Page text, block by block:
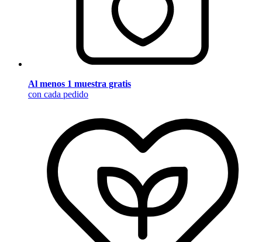
Al menos 1 muestra gratis
con cada pedido